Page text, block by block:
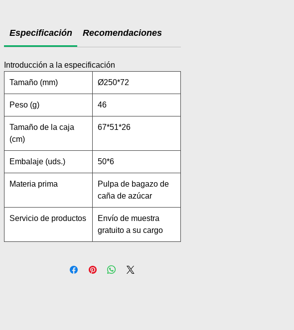
Especificación Recomendaciones
Introducción a la especificación
Tamaño (mm) Ø250*72
Peso (g) 46
Tamaño de la caja
(cm)
67*51*26
Embalaje (uds.) 50*6
Materia prima
Pulpa de bagazo de
caña de azúcar
Servicio de productos
Envío de muestra
gratuito a su cargo